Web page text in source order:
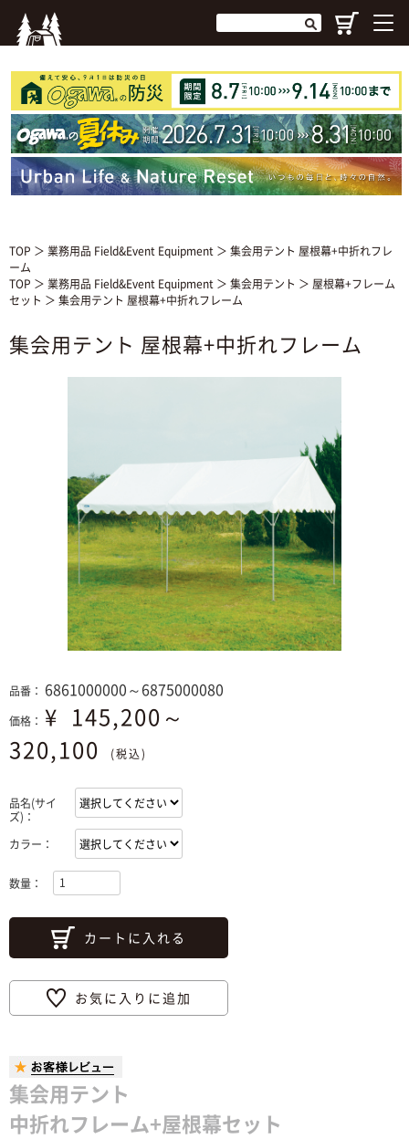
TOP ＞ 業務用品 Field&Event Equipment ＞ 集会用テント 屋根幕+中折れフレ
ーム
TOP ＞ 業務用品 Field&Event Equipment ＞ 集会用テント ＞ 屋根幕+フレーム
セット ＞ 集会用テント 屋根幕+中折れフレーム
集会用テント 屋根幕+中折れフレーム
品番： 6861000000～6875000080
価格： ¥ 145,200～
320,100
(税込)
品名(サイ
ズ)：
カラー：
数量：
カートに入れる
お気に入りに追加
集会用テント
中折れフレーム+屋根幕セット